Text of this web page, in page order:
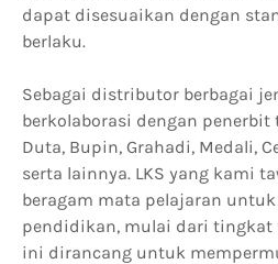
dapat disesuaikan dengan
berlaku.
Sebagai distributor berbagai
berkolaborasi dengan penerbit
Duta, Bupin, Grahadi, Medali,
serta lainnya. LKS yang kami
beragam mata pelajaran
pendidikan, mulai dari tingkat
ini dirancang untuk